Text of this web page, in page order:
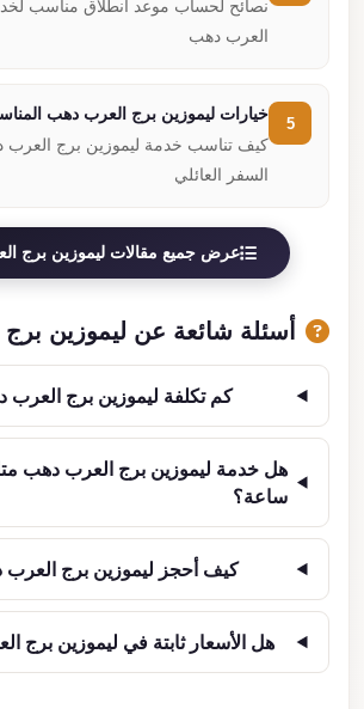
نصائح لحساب موعد انطلاق مناسب
العرب دهب
خيارات ليموزين برج العرب دهب المناسبة
كيف تناسب خدمة ليموزين برج العرب
السفر العائلي
عرض جميع مقالات ليموزين برج
أسئلة شائعة عن ليموزين برج
كم تكلفة ليموزين برج العرب
ساعة؟
كيف أحجز ليموزين برج العرب
هل الأسعار ثابتة في ليموزين برج